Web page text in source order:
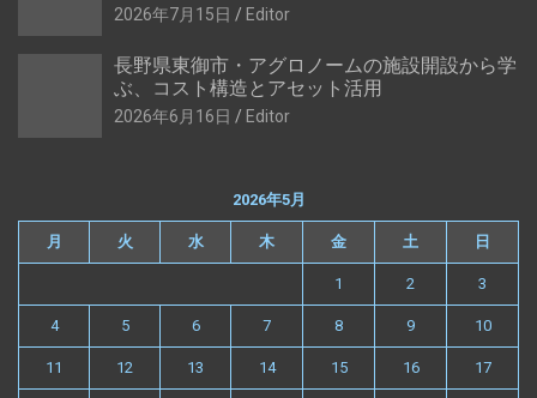
2026年7月15日 Editor
長野県東御市・アグロノームの施設開設から学
ぶ、コスト構造とアセット活用
2026年6月16日 Editor
2026年5月
月 火 水 木 金 土 日
1 2 3
4 5 6 7 8 9 10
11 12 13 14 15 16 17